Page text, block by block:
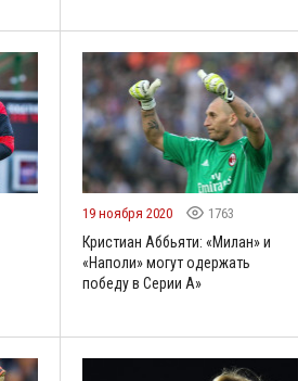
19 ноября 2020 1763
Кристиан Аббьяти: «Милан» и
«Наполи» могут одержать
победу в Серии А»